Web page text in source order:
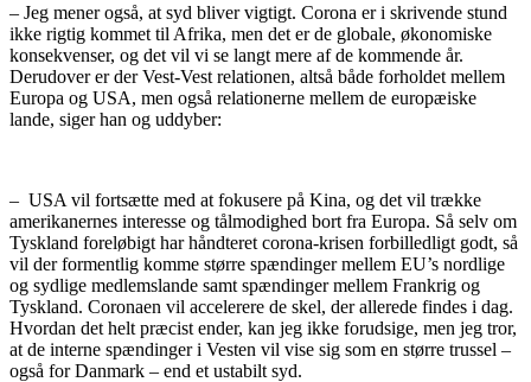
– Jeg mener også, at syd bliver vigtigt. Corona er i skrivende stund
ikke rigtig kommet til Afrika, men det er de globale, økonomiske
konsekvenser, og det vil vi se langt mere af de kommende år.
Derudover er der Vest-Vest relationen, altså både forholdet mellem
Europa og USA, men også relationerne mellem de europæiske
lande, siger han og uddyber:
– USA vil fortsætte med at fokusere på Kina, og det vil trække
amerikanernes interesse og tålmodighed bort fra Europa. Så selv om
Tyskland foreløbigt har håndteret corona-krisen forbilledligt godt, så
vil der formentlig komme større spændinger mellem EU’s nordlige
og sydlige medlemslande samt spændinger mellem Frankrig og
Tyskland. Coronaen vil accelerere de skel, der allerede findes i dag.
Hvordan det helt præcist ender, kan jeg ikke forudsige, men jeg tror,
at de interne spændinger i Vesten vil vise sig som en større trussel –
også for Danmark – end et ustabilt syd.